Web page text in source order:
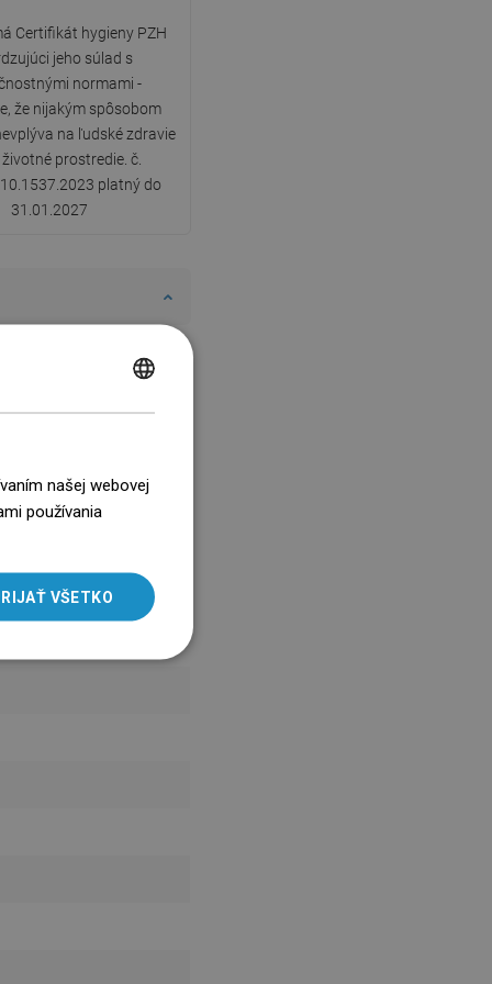
Certifikát hygieny PZH
jeho súlad s
normami -
že nijakým spôsobom
na ľudské zdravie
prostredie. č.
platný do
31.01.2027
LITHUANIAN
ROMANIAN
našej webovej
používania
VŠETKO